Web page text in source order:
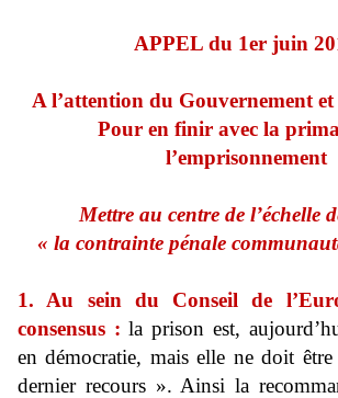
APPEL du 1er juin
A l’attention du Gouvernement
Pour en finir avec la
l’emprisonnement
Mettre au centre de l’échelle
« la contrainte pénale
1. Au sein du Conseil de
consensus : la prison est,
en démocratie, mais elle ne doit
dernier recours ». Ainsi la